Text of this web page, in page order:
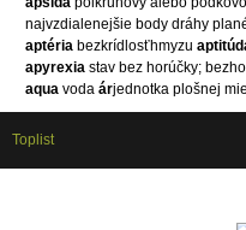
najvzdialenejšie body dráhy
aptéria bezkrídlosťhmyzu
apyrexia stav bez horúčky;
aqua voda árjednotka plošnej
Toplist